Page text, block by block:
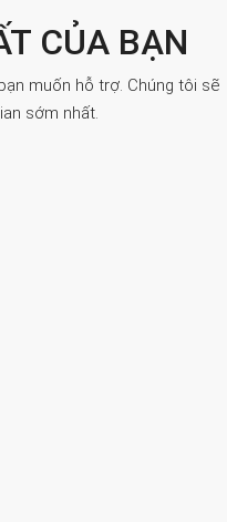
CỦA BẠN
muốn hỗ trợ. Chúng tôi sẽ
sớm nhất.